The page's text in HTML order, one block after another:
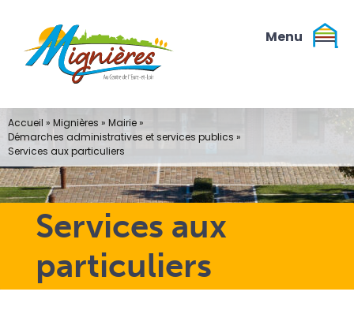
contenu
Services aux
particuliers
Accueil » Mignières » Mairie»
Démarches administratives et services publics »
Services aux particuliers